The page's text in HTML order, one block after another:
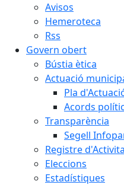
Avisos
Hemeroteca
Rss
Govern obert
Bústia ètica
Actuació
Pla
Acords
Transparència
Segell
Registre
Eleccions
Estadístiques